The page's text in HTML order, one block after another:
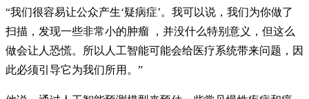
“我们很容易让公众产生‘疑病症’。我可以说，我们为你做了
扫描，发现一些非常小的肿瘤 ，并没什么特别意义，但这么
做会让人恐慌。所以人工智能可能会给医疗系统带来问题，因
此必须引导它为我们所用。”